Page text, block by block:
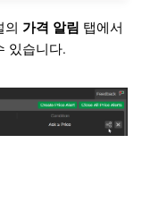
의 가격 알림 탭에서
있습니다.